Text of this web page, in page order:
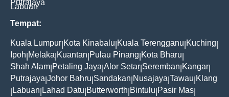
Putrajaya
Labuan
Tempat:
Kuala Lumpur Kota Kinabalu Kuala Terengganu Kuching
Ipoh Melaka Kuantan Pulau Pinang Kota Bharu
Shah Alam Petaling Jaya Alor Setar Seremban Kangar
Putrajaya Johor Bahru Sandakan Nusajaya Tawau Klang
Labuan Lahad Datu Butterworth Bintulu Pasir Mas